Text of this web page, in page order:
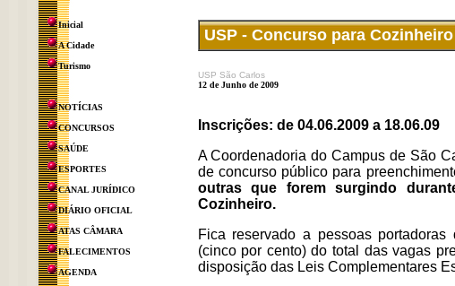
Inicial
A Cidade
Turismo
NOTÍCIAS
CONCURSOS
SAÚDE
ESPORTES
CANAL JURÍDICO
DIÁRIO OFICIAL
ATAS CÂMARA
FALECIMENTOS
AGENDA
USP - Concurso para Cozinheiro
USP São Carlos
12 de Junho de 2009
Inscrições: de 04.06.2009 a 18.06.09
A Coordenadoria do Campus de São
de concurso público para
outras que forem surgindo
Cozinheiro.
Fica reservado a pessoas
(cinco por cento) do total das vagas
disposição das Leis Complementares